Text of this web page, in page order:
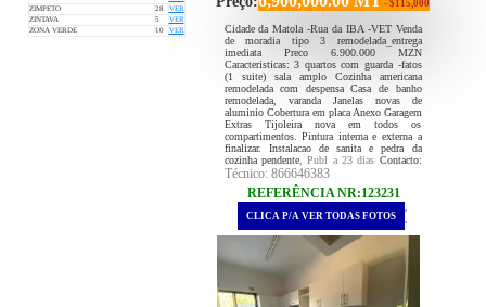
ZIMPETO
28
VER
ZINTAVA
5
VER
ZONA VERDE
10 VER
- $115,000
Cidade da Matola -Rua da IBA -VET Venda
de moradia tipo 3 remodelada_entrega
imediata Preco 6.900.000 MZN
Caracteristicas: 3 quartos com guarda -fatos
(1 suite) sala amplo Cozinha americana
remodelada com despensa Casa de banho
remodelada, varanda Janelas novas de
aluminio Cobertura em placa Anexo Garagem
Extras Tijoleira nova em todos os
compartimentos. Pintura interna e externa a
finalizar. Instalacao de sanita e pedra da
cozinha pendente, Publ a 23 dias Contacto:
Técnico: 866646383
REFERÊNCIA NR:123231
.
CLICA P/A VER TODAS FOTOS .